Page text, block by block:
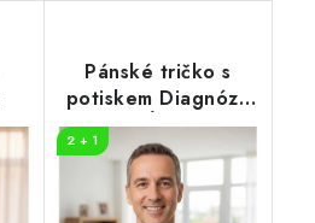
Pánské tričko s
potiskem Diagnóza
TÁTA
2 + 1